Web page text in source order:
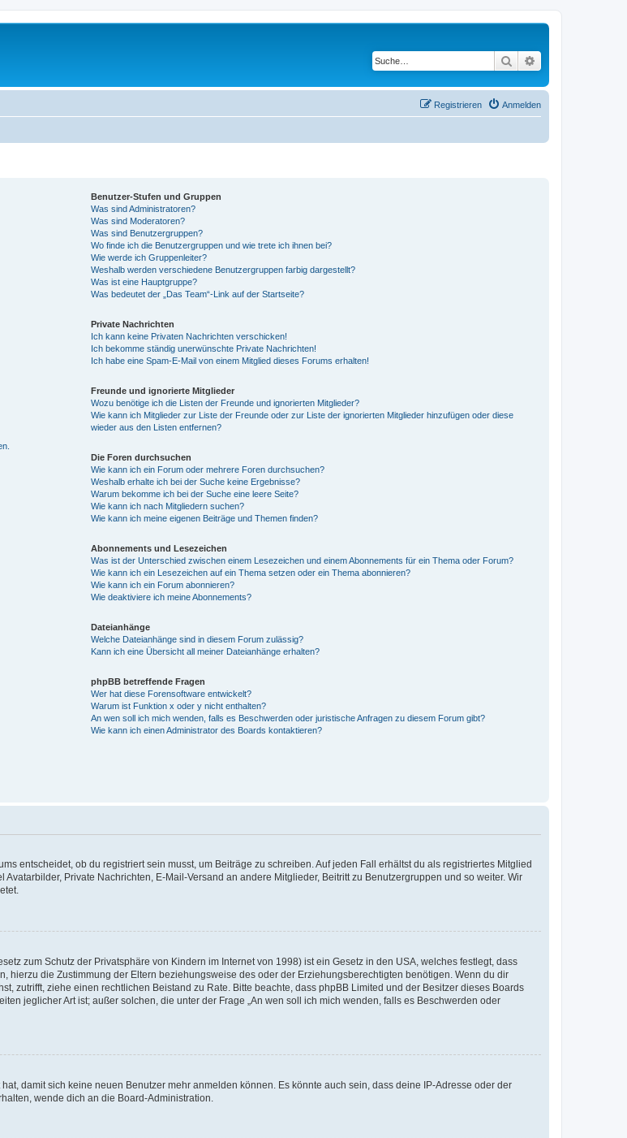
Suche
Anmelden
Registrieren
Benutzer-Stufen und Gruppen
Was sind Administratoren?
Was sind Moderatoren?
Was sind Benutzergruppen?
Wo finde ich die Benutzergruppen und wie trete ich ihnen bei?
Wie werde ich Gruppenleiter?
Weshalb werden verschiedene Benutzergruppen farbig dargestellt?
Was ist eine Hauptgruppe?
Was bedeutet der „Das Team“-Link auf der Startseite?
Private Nachrichten
Ich kann keine Privaten Nachrichten verschicken!
Ich bekomme ständig unerwünschte Private Nachrichten!
Ich habe eine Spam-E-Mail von einem Mitglied dieses Forums erhalten!
Freunde und ignorierte Mitglieder
Wozu benötige ich die Listen der Freunde und ignorierten Mitglieder?
Wie kann ich Mitglieder zur Liste der Freunde oder zur Liste der ignorierten Mitglieder hinzufügen oder diese
wieder aus den Listen entfernen?
Die Foren durchsuchen
Wie kann ich ein Forum oder mehrere Foren durchsuchen?
Weshalb erhalte ich bei der Suche keine Ergebnisse?
Warum bekomme ich bei der Suche eine leere Seite?
Wie kann ich nach Mitgliedern suchen?
Wie kann ich meine eigenen Beiträge und Themen finden?
Abonnements und Lesezeichen
Was ist der Unterschied zwischen einem Lesezeichen und einem Abonnements für ein Thema oder Forum?
Wie kann ich ein Lesezeichen auf ein Thema setzen oder ein Thema abonnieren?
Wie kann ich ein Forum abonnieren?
Wie deaktiviere ich meine Abonnements?
Dateianhänge
Welche Dateianhänge sind in diesem Forum zulässig?
Kann ich eine Übersicht all meiner Dateianhänge erhalten?
phpBB betreffende Fragen
Wer hat diese Forensoftware entwickelt?
Warum ist Funktion x oder y nicht enthalten?
An wen soll ich mich wenden, falls es Beschwerden oder juristische Anfragen zu diesem Forum gibt?
Wie kann ich einen Administrator des Boards kontaktieren?
entscheidet, ob du registriert sein musst, um Beiträge zu schreiben. Auf jeden Fall erhältst du als registriertes Mitglied
Private Nachrichten, E-Mail-Versand an andere Mitglieder, Beitritt zu Benutzergruppen und so weiter. Wir
zum Schutz der Privatsphäre von Kindern im Internet von 1998) ist ein Gesetz in den USA, welches festlegt, dass
die Zustimmung der Eltern beziehungsweise des oder der Erziehungsberechtigten benötigen. Wenn du dir
zutrifft, ziehe einen rechtlichen Beistand zu Rate. Bitte beachte, dass phpBB Limited und der Besitzer dieses Boards
jeglicher Art ist; außer solchen, die unter der Frage „An wen soll ich mich wenden, falls es Beschwerden oder
damit sich keine neuen Benutzer mehr anmelden können. Es könnte auch sein, dass deine IP-Adresse oder der
wende dich an die Board-Administration.